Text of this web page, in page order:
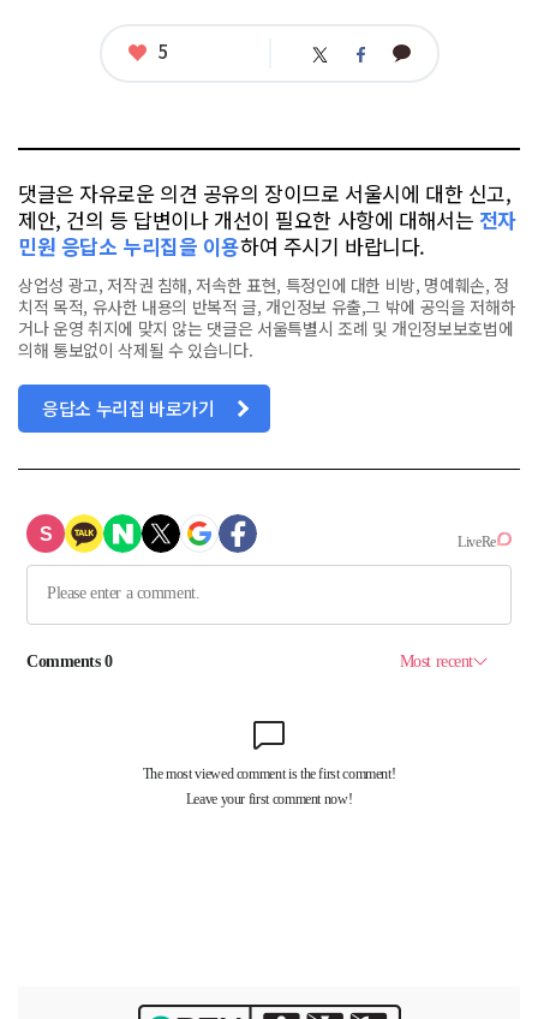
좋
5 트 페 카
댓글은 자유로운 의견 공유의 장이므로 서울시에 대한 신고,
제안, 건의 등 답변이나 개선이 필요한 사항에 대해서는 전자
민원 응답소 누리집을 이용하여 주시기 바랍니다.
상업성 광고, 저작권 침해, 저속한 표현, 특정인에 대한 비방, 명예훼손, 정
치적 목적, 유사한 내용의 반복적 글, 개인정보 유출,그 밖에 공익을 저해하
거나 운영 취지에 맞지 않는 댓글은 서울특별시 조례 및 개인정보보호법에
의해 통보없이 삭제될 수 있습니다.
응답소 누리집 바로가기